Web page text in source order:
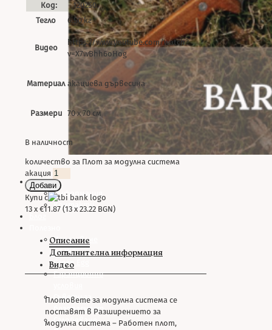
За нас
Информация
Контакти
Използване
на Big
Green Egg
Гаранционни
Съвети за
безопасност
Сглобяване
Код:
120250
Тегло
6.50 кг
Видео
https://www.youtube.com/watch?
v=X7wBhh6oHog
Материал акациева дървесина
Размери 70 x 70 см
В наличност
количество за Плот за модулна система
акация
Добави
Купи с
13 x €11.87 (13 x 23.22 BGN)
Описание
Допълнителна информация
Видео
Плотовете за модулна система се
поставят в Разширението за
модулна система – Работен плот,